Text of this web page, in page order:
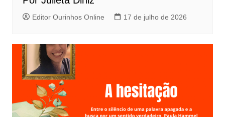
Editor Ourinhos Online 17 de julho de 2026